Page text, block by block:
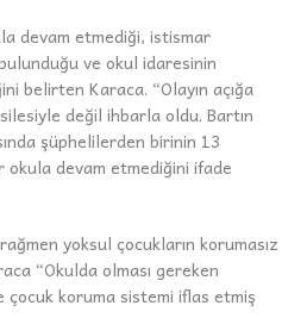
devam etmediği, istismar
ve okul idaresinin
belirten Karaca. “Olayın açığa
değil ihbarla oldu. Bartın
şüphelilerden birinin 13
okula devam etmediğini ifade
yoksul çocukların korumasız
“Okulda olması gereken
koruma sistemi iflas etmiş